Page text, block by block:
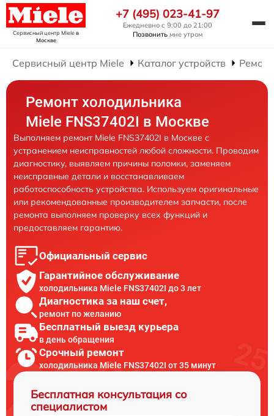
Сервисный центр Mieleв
Москве
+7 (495) 023-41-97
Ежедневно с 9:00 до 21:00
Позвонить мне утром
Сервисный центр Miele Каталог устройств
Ремонт холодильника
Miele FNS37402I в Москве
Выполняем ремонт Miele FNS37402I в Москве с
устранением неисправностей любой сложности. Проводим
диагностику, выявляем причины поломки, заменяем
неисправные детали и восстанавливаем
работоспособность устройства. Используем оригинальные
или рекомендованные производителем запчасти, после
ремонта выполняем проверку всех функций и
предоставляем гарантию.
Официальный сервис
Гарантийное обслуживание
холодильника Miele FNS37402I до 3 лет
Диагностика за наш счет,
ремонт по желанию
Бесплатный выезд курьера
в день обращения
Срочный ремонт
холодильника Miele FNS37402I от 35 минут
Бесплатная консультация со
специалистом